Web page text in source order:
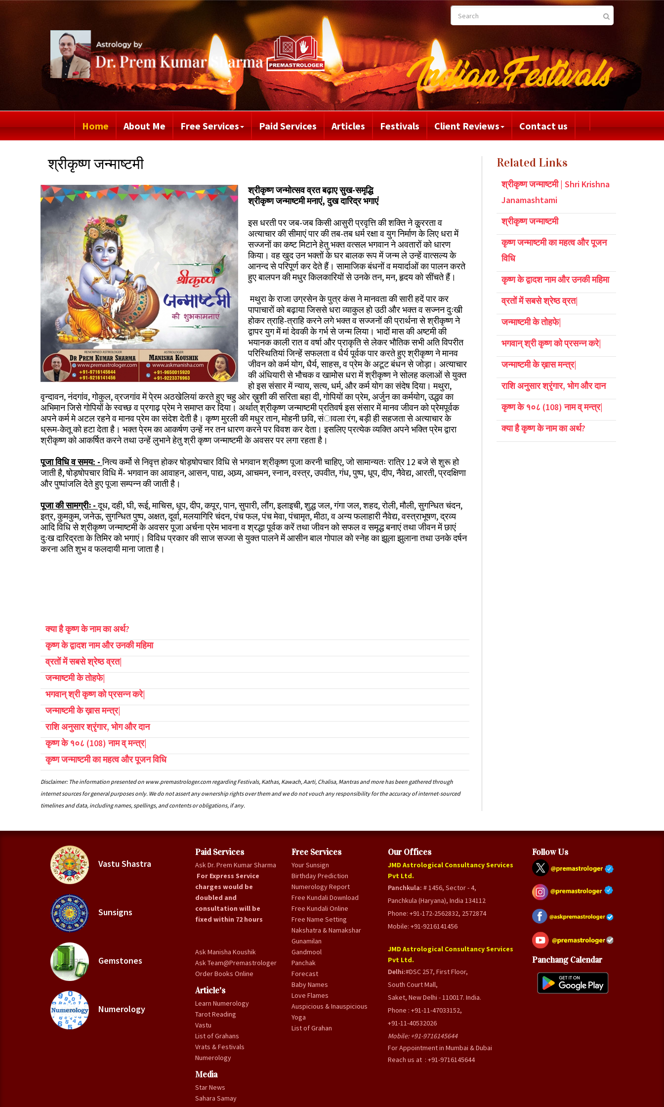
Home About Me Free Services Paid Services Articles Festivals Client Reviews Contact us
श्रीकृष्ण जन्माष्टमी
श्रीकृष्ण जन्मोत्सव व्रत बढ़ाए सुख-समृद्धि
श्रीकृष्ण जन्माष्टमी मनाएं, दुख दारिद्र भगाएं
इस धरती पर जब-जब किसी आसुरी प्रवृत्ति की शक्ति ने कू्ररता व
अत्याचार की सीमाएं पार की तब-तब धर्म रक्षा व युग निर्माण के लिए धरा में
सज्जनों का कष्ट मिटाने हेतु भक्त वत्सल भगवान ने अवतारों को धारण
किया। वह खुद उन भक्तों के घर बालक रूप में जन्म ले उन्हें वात्सल्य के
आनन्द से परिपूर्ण कर देते हैं। सामाजिक बंधनों व मयार्दाओं का पालन करते
हुए बालपन की मधुर किलकारियों से उनके तन, मन, हृदय को सींचते हैं।
मथुरा के राजा उग्रसेन के पुत्र कंस ने मानवता की सारी हदें पार कर
पापाचारों को बढ़ाया जिससे धरा व्याकुल हो उठी और भक्त व सज्नन दुःखी
होकर त्राहि-त्राहि करने लगे भक्त व सज्जनों की प्रार्थना से श्रीकृष्ण ने
द्वापर युग में मां देवकी के गर्भ से जन्म लिया। भादों मास की अष्टमी की
भयानक काली रात व वर्षा और प्राकृति से लेकर भौतिक सभी अति विपरीत
परिस्थितियां जिन्हें सफलता व धैर्य पूर्वक पार करते हुए श्रीकृष्ण ने मानव
जीवन को कर्म योग, धैर्य, साहस, व प्रेम के अटूट बंधन से जोड़ा। अत्याचार
की अंधियारी से भौचक व खामोेस धरा में श्रीकृष्ण ने सोलह कलाओं से युक्त
हो इस संसार में न्याय, सत्य, धर्म, और कर्म योग का संदेष दिया। मथुरा,
वृन्दावन, नंदगांव, गोकुल, व्रजगांव में पे्रम अठखेलियां करते हुए चहु ओर ख़ुशी की सरिता बहा दी, गोपियों का प्रेम, अर्जुन का कर्मयोग, उद्धव का
अभिमान जिसे गोपियों के स्वच्छ व प्रगाढ़ प्रेम ने समाप्त कर दिया। अर्थात् श्रीकृष्ण जन्माष्टमी प्रतिवर्ष इस संसार में मानव जीवन को प्रेमपूर्वक
अपने कर्म मे अटल रहने व मानव प्रेम का संदेश देती है। कृष्ण मुरली की मधुर तान, मोहनी छवि, संावला रंग, बड़ी ही सहजता से अत्याचार के
ध्रूम-केतू को हटा देता है। भक्त पे्रम का आकर्षण उन्हें नर तन धारण करने पर विवश कर देता। इसलिए प्रत्येक व्यक्ति अपने भक्ति प्रेम द्वारा
श्रीकृष्ण को आकर्षित करने तथा उन्हें लुभाने हेतु श्री कृष्ण जन्माष्टमी के अवसर पर लगा रहता है।
पूजा विधि व समय: -नित्य कर्मो से निवृत्त होकर षोड़षोपचार विधि से भगवान श्रीकृष्ण पूजा करनी चाहिए, जो सामान्यतः रात्रि 12 बजे से शुरू हो
जाती है, षोड़षोपचार विधि में- भगवान का आवाहन, आसन, पाद्य, अघ्र्य, आचमन, स्नान, वस्त्र, उपवीत, गंध, पुष्प, धूप, दीप, नैवेद्य, आरती, प्रदक्षिणा
और पुष्पांजलि देते हुए पूजा सम्पन्न की जाती है।
पूजा की सामग्रीः -दूध, दही, घी, रूई, माचिस, धूप, दीप, कपूर, पान, सुपारी, लौंग, इलाइची, शुद्ध जल, गंगा जल, शहद, रोली, मौली, सुगन्धित चंदन,
इत्र, कुमकुम, जनेऊ, सुगन्धित पुष्प, अक्षत, दूर्वा, मलयागिरि चंदन, पंच फल, पंच मेवा, पंचामृत, मीठा, व अन्य फलाहारी नैवेद्य, वस्त्राभूषण, द्रव्य
आदि विधि से श्रीकृष्ण जन्माष्टमी के अवसर पूजा अर्चना प्रेम भावना व श्रद्धा पूर्वक करें तथा जीवन को सफल व समृद्ध बनाएं तथा जीवन में छाएं
दुःख दारिद्रता के तिमिर को भगाएं। विविध प्रकार की साज सज्जा से युक्त पालने में आसीन बाल गोपाल को स्नेह का झूला झुलाना तथा उनके दर्षन
करना अति शुभ व फलदायी माना जाता है।
क्या है कृष्ण के नाम का अर्थ?
कृष्ण के द्वादश नाम और उनकी महिमा
व्रतों में सबसे श्रेष्ठ व्रत|
जन्माष्टमी के तोहफे|
भगवान् श्री कृष्ण को प्रसन्न करे|
जन्माष्टमी के ख़ास मन्त्र|
राशि अनुसार श्रृंगार, भोग और दान
कृष्ण के १०८ (108) नाम व् मन्त्र|
कृष्ण जन्माष्टमी का महत्व और पूजन विधि
Disclaimer: The information presented on www.premastrologer.com regarding Festivals, Kathas, Kawach, Aarti, Chalisa, Mantras and more has been gathered through
internet sources for general purposes only. We do not assert any ownership rights over them and we do not vouch any responsibility for the accuracy of internet-sourced
timelines and data, including names, spellings, and contents or obligations, if any.
Related Links
श्रीकृष्ण जन्माष्टमी | Shri Krishna
Janamashtami
श्रीकृष्ण जन्माष्टमी
कृष्ण जन्माष्टमी का महत्व और पूजन
विधि
कृष्ण के द्वादश नाम और उनकी महिमा
व्रतों में सबसे श्रेष्ठ व्रत|
जन्माष्टमी के तोहफे|
भगवान् श्री कृष्ण को प्रसन्न करे|
जन्माष्टमी के ख़ास मन्त्र|
राशि अनुसार श्रृंगार, भोग और दान
कृष्ण के १०८ (108) नाम व् मन्त्र|
क्या है कृष्ण के नाम का अर्थ?
Vastu Shastra
Sunsigns
Gemstones
Numerology
Paid Services
Ask Dr. Prem Kumar Sharma
For Express Service
charges would be
doubled and
consultation will be
fixed within 72 hours
Ask Manisha Koushik
Ask Team@Premastrologer
Order Books Online
Article's
Learn Numerology
Tarot Reading
Vastu
List of Grahans
Vrats & Festivals
Numerology
Media
Star News
Sahara Samay
Free Services
Your Sunsign
Birthday Prediction
Numerology Report
Free Kundali Download
Free Kundali Online
Free Name Setting
Nakshatra & Namakshar
Gunamilan
Gandmool
Panchak
Forecast
Baby Names
Love Flames
Auspicious & Inauspicious
Yoga
List of Grahan
Our Offices
JMD Astrological Consultancy Services
Pvt Ltd.
Panchkula: # 1456, Sector - 4,
Panchkula (Haryana), India 134112
Phone: +91-172-2562832, 2572874
Mobile: +91-9216141456
JMD Astrological Consultancy Services
Pvt Ltd.
Delhi:#DSC 257, First Floor,
South Court Mall,
Saket, New Delhi - 110017. India.
Phone : +91-11-47033152,
+91-11-40532026
Mobile:+91-9716145644
For Appointment in Mumbai & Dubai
Reach us at : +91-9716145644
Follow Us
Panchang Calendar